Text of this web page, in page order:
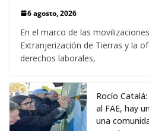
6 agosto, 2026
En el marco de las
Extranjerización de Tierras y la
derechos laborales,
Rocío
al FAE, hay
una